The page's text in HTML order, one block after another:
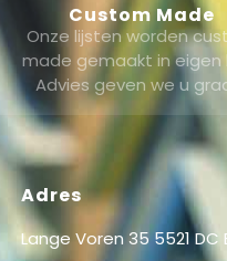
Custom Made
Onze lijsten worden
made gemaakt in eigen
Advies geven we u
Adres
Lange Voren 35 5521 DC